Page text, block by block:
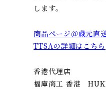
します。
商品ページ＠蔵元直
TTSAの詳細はこちら
香港代理店
福庫商工 香港